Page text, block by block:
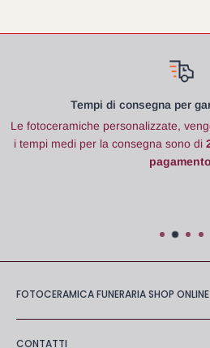
per garantire la qualità
vengono realizzate su richiesta e
sono di20 giorni dal momento del
FOTOCERAMICA FUNERARIA SHOP ONLINE
CONTATTI